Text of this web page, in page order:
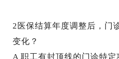
2 医保结算年度调整后，门
变化？
A职工有封顶线的门诊特